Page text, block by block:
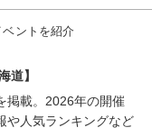
ントを紹介
道】
掲載。2026年の開催
や人気ランキングなど